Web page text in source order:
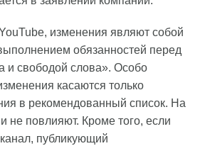
изменения являют собой
обязанностей перед
и свободой слова». Особо
касаются только
в рекомендованный список. На
не повлияют. Кроме того, если
публикующий